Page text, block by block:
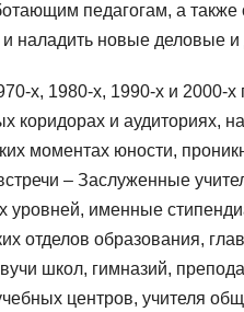
педагогам, а
наладить новые деловые и
х, 1980-х, 1990-х и 2000-
коридорах и аудиториях,
моментах юности,
– Заслуженные
уровней, именные
отделов образования,
школ, гимназий,
центров, учителя